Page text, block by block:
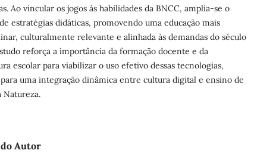
Ao vincular os jogos às habilidades da BNCC, amplia-se o
estratégias didáticas, promovendo uma educação mais
culturalmente relevante e alinhada às demandas do século
reforça a importância da formação docente e da
escolar para viabilizar o uso efetivo dessas tecnologias,
uma integração dinâmica entre cultura digital e ensino de
Natureza.
Autor